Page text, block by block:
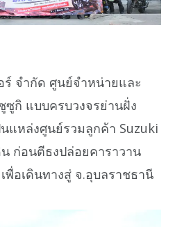
จำกัด ศูนย์จำหน่ายและ
กิ แบบครบวงจรย่านฝั่ง
แหล่งศูนย์รวมลูกค้า Suzuki
ก่อนตีธงปล่อยคาราวาน
พื่อเดินทางสู่ จ.อุบลราชธานี